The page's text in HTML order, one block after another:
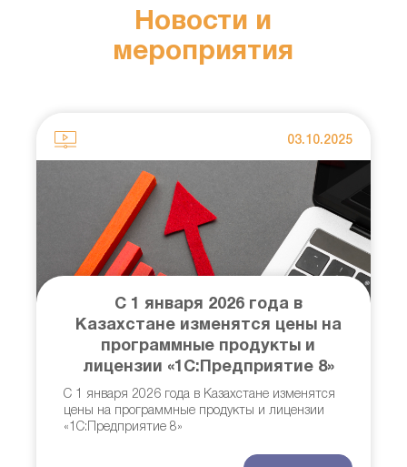
Новости и
мероприятия
03.10.2025
С 1 января 2026 года в
Казахстане изменятся цены на
программные продукты и
лицензии «1С:Предприятие 8»
С 1 января 2026 года в Казахстане изменятся
цены на программные продукты и лицензии
«1С:Предприятие 8»